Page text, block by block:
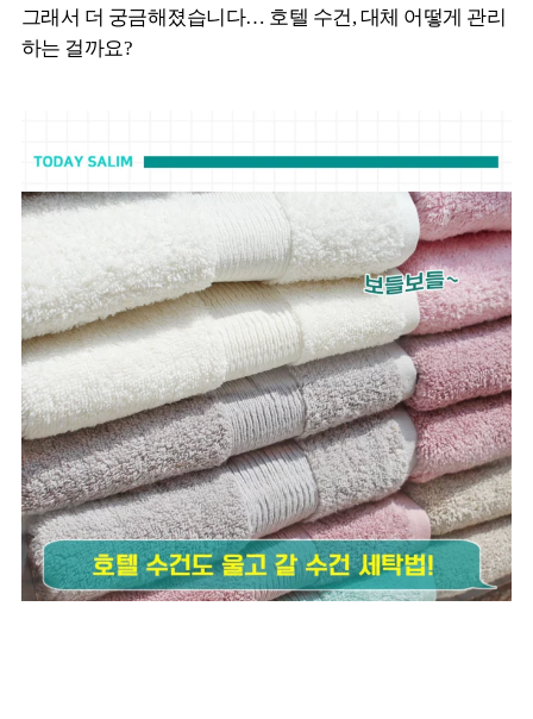
그래서 더 궁금해졌습니다… 호텔 수건, 대체 어떻게 관리
하는 걸까요?